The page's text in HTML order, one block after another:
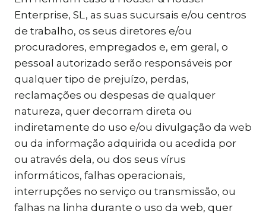
Enterprise, SL, as suas sucursais e/ou centros
de trabalho, os seus diretores e/ou
procuradores, empregados e, em geral, o
pessoal autorizado serão responsáveis por
qualquer tipo de prejuízo, perdas,
reclamações ou despesas de qualquer
natureza, quer decorram direta ou
indiretamente do uso e/ou divulgação da web
ou da informação adquirida ou acedida por
ou através dela, ou dos seus vírus
informáticos, falhas operacionais,
interrupções no serviço ou transmissão, ou
falhas na linha durante o uso da web, quer